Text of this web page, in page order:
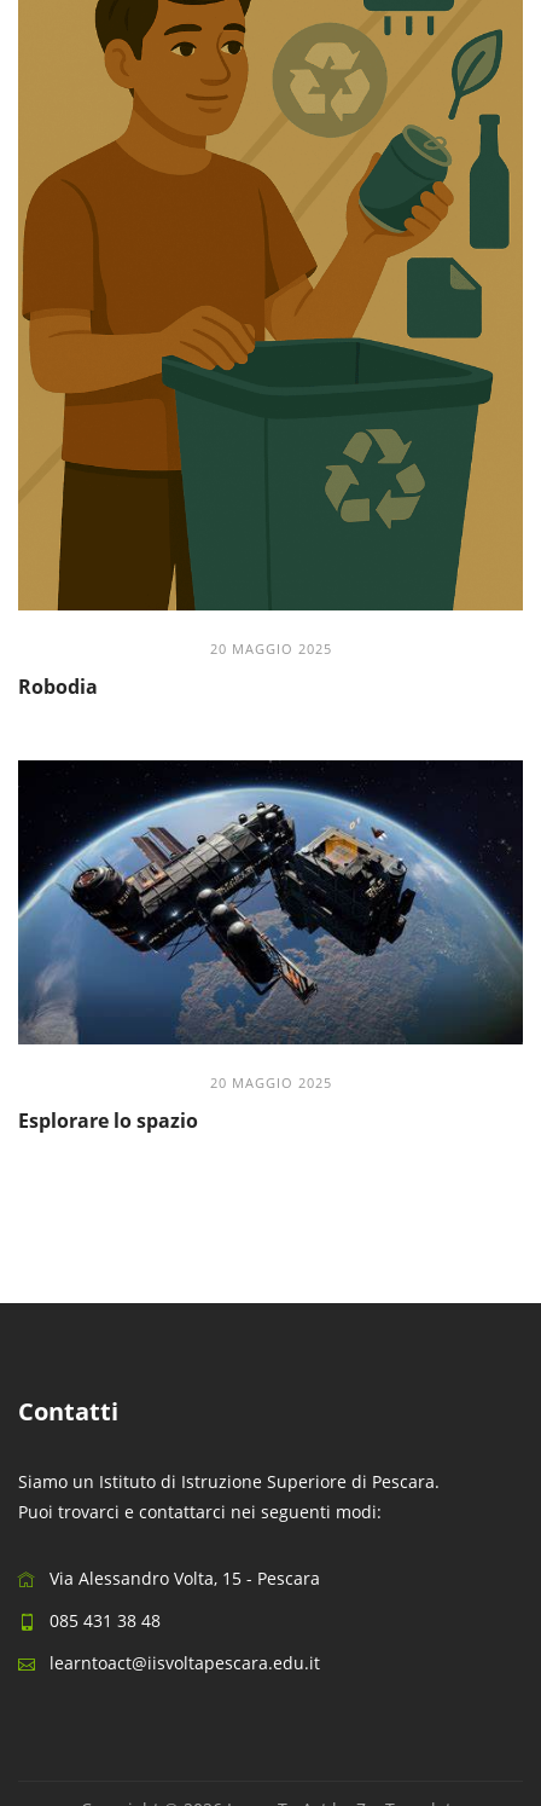
20 MAGGIO 2025
Robodia
20 MAGGIO 2025
Esplorare lo spazio
Contatti
Siamo un Istituto di Istruzione Superiore di Pescara.
Puoi trovarci e contattarci nei seguenti modi:
Via Alessandro Volta, 15 - Pescara
085 431 38 48
learntoact@iisvoltapescara.edu.it